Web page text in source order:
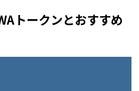
トークンとおすすめ